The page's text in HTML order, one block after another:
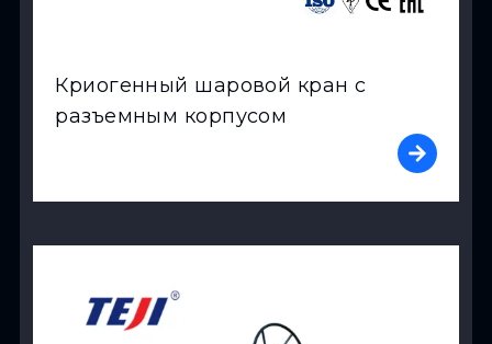
Криогенный шаровой кран с
разъемным корпусом